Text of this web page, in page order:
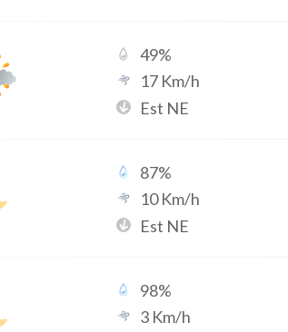
49%
17 Km/h
Est NE
87%
10Km/h
Est NE
98%
3 Km/h